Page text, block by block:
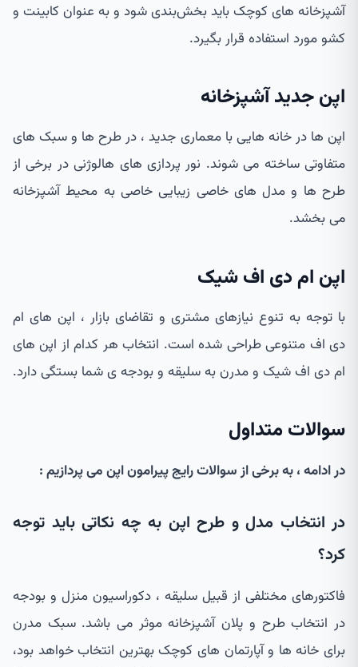
آشپزخانه های کوچک باید بخش‌بندی شود و به عنوان کابینت و
کشو مورد استفاده قرار بگیرد.
اپن جدید آشپزخانه
اپن ها در خانه هایی با معماری جدید ، در طرح ها و سبک های
متفاوتی ساخته می شوند. نور پردازی های هالوژنی در برخی از
طرح ها و مدل های خاصی زیبایی خاصی به محیط آشپزخانه
می بخشد.
اپن ام دی اف شیک
با توجه به تنوع نیازهای مشتری و تقاضای بازار ، اپن های ام
دی اف متنوعی طراحی شده است. انتخاب هر کدام از اپن های
ام دی اف شیک و مدرن به سلیقه و بودجه ی شما بستگی دارد.
سوالات متداول
در ادامه ، به برخی از سوالات رایج پیرامون اپن می پردازیم :
در انتخاب مدل و طرح اپن به چه نکاتی باید توجه
کرد؟
فاکتورهای مختلفی از قبیل سلیقه ، دکوراسیون منزل و بودجه
در انتخاب طرح و پلان آشپزخانه موثر می باشد. سبک مدرن
برای خانه ها و آپارتمان های کوچک بهترین انتخاب خواهد بود،